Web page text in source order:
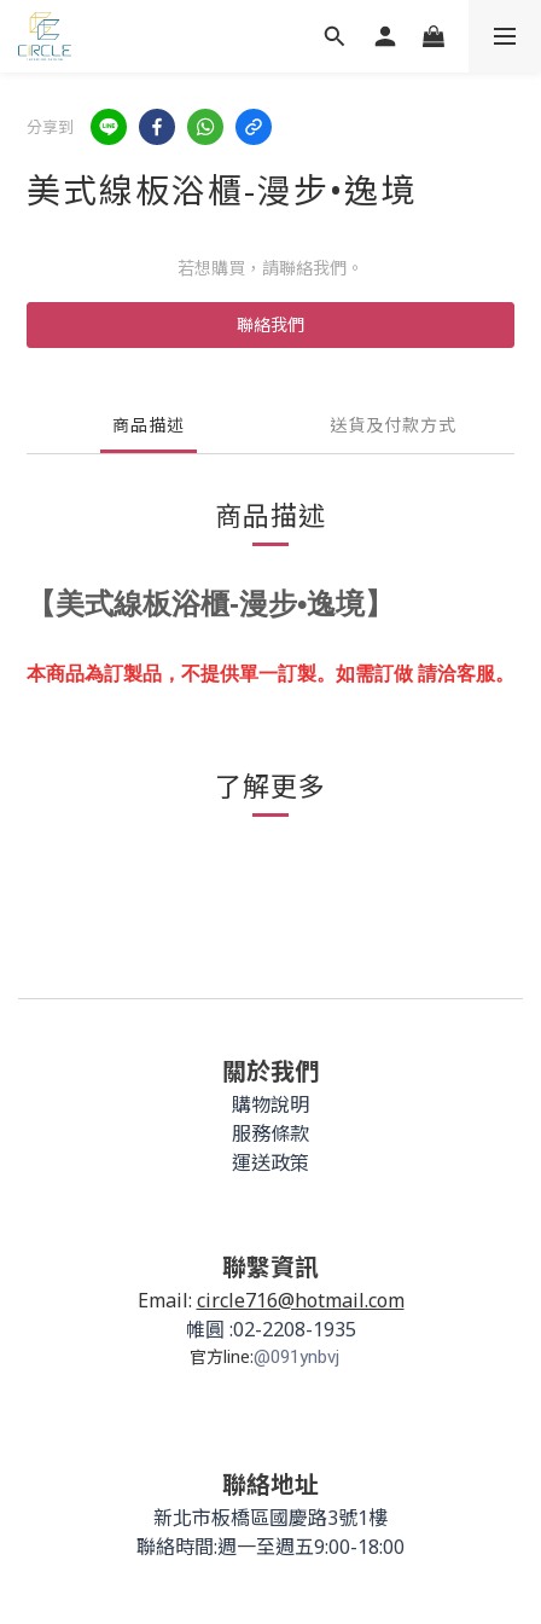
分享到
美式線板浴櫃-漫步•逸境
若想購買，請聯絡我們。
聯絡我們
商品描述 送貨及付款方式
商品描述
【美式線板浴櫃-漫步•逸境】
本商品為訂製品，不提供單一訂製。 如需訂做 請洽客服。
了解更多
關於我們
購物說明
服務條款
運送政策
聯繫資訊
Email: circle716@hotmail.com
帷圓 :02-2208-1935
官方line:@091ynbvj
聯絡地址
新北市板橋區國慶路3號1樓
聯絡時間:週一至週五9:00-18:00